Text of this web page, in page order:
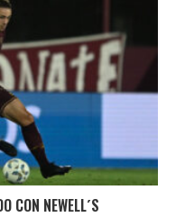
CON NEWELL´S